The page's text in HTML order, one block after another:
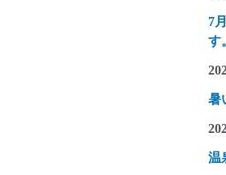
7
す
暑
温